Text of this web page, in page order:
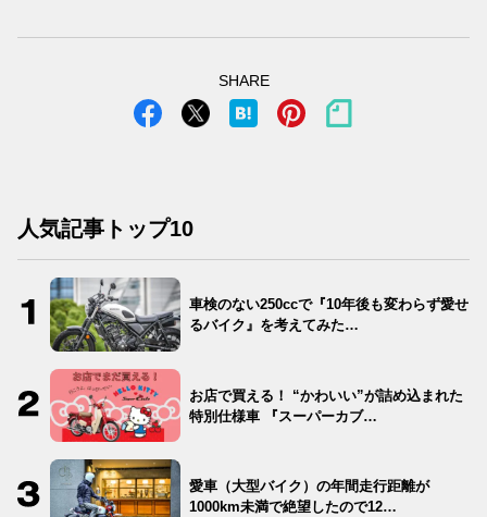
SHARE
人気記事トップ10
車検のない250ccで『10年後も変わらず愛せ
るバイク』を考えてみた…
お店で買える！ “かわいい”が詰め込まれた
特別仕様車 『スーパーカブ…
愛車（大型バイク）の年間走行距離が
1000km未満で絶望したので12…